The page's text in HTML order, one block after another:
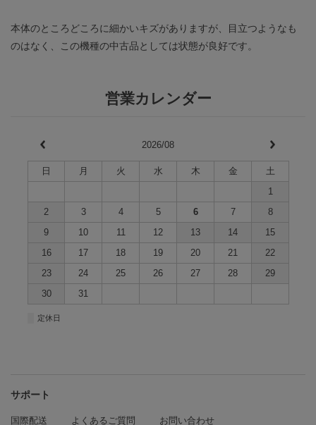
本体のところどころに細かいキズがありますが、目立つようなも
のはなく、この機種の中古品としては状態が良好です。
営業カレンダー
2026/08
日 月 火 水 木 金
土
1
2
3 4 5 6 7
8
9
10 11 12 13 14
15
16
17 18 19 20 21
22
23
24 25 26 27 28
29
30
31
定休日
サポート
国際配送 よくあるご質問 お問い合わせ